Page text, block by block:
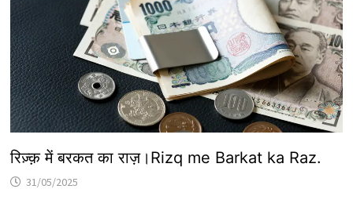
रिज़्क़ में बरकत का राज़।Rizq me Barkat ka Raz.
31/05/2025